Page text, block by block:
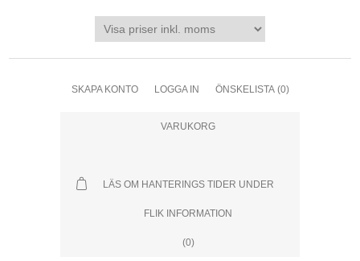
SKAPA KONTO LOGGA IN ÖNSKELISTA (0)
VARUKORG
LÄS OM HANTERINGS TIDER UNDER
FLIK INFORMATION
(0)